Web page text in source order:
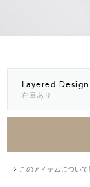
Layered Design
在庫あり
このアイテムについ